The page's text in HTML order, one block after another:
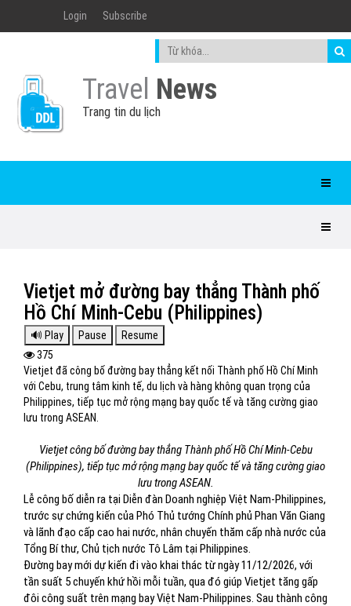
Login Subscribe
Travel News
Trang tin du lịch
Vietjet mở đường bay thẳng Thành phố
Hồ Chí Minh-Cebu (Philippines)
375
Vietjet đã công bố đường bay thẳng kết nối Thành phố Hồ Chí Minh
với Cebu, trung tâm kinh tế, du lịch và hàng không quan trọng của
Philippines, tiếp tục mở rộng mạng bay quốc tế và tăng cường giao
lưu trong ASEAN.
Vietjet công bố đường bay thẳng Thành phố Hồ Chí Minh-Cebu
(Philippines), tiếp tục mở rộng mạng bay quốc tế và tăng cường giao
lưu trong ASEAN.
Lễ công bố diễn ra tại Diễn đàn Doanh nghiệp Việt Nam-Philippines,
trước sự chứng kiến của Phó Thủ tướng Chính phủ Phan Văn Giang
và lãnh đạo cấp cao hai nước, nhân chuyến thăm cấp nhà nước của
Tổng Bí thư, Chủ tịch nước Tô Lâm tại Philippines.
Đường bay mới dự kiến đi vào khai thác từ ngày 11/12/2026, với
tần suất 5 chuyến khứ hồi mỗi tuần, qua đó giúp Vietjet tăng gấp
đôi công suất trên mạng bay Việt Nam-Philippines. Sau thành công